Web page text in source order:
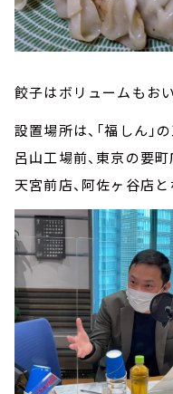
餃子はボリュームもお
設置場所は、「福しん
呂山工場前、東京の要町
天宮前店、阿佐ヶ谷店と